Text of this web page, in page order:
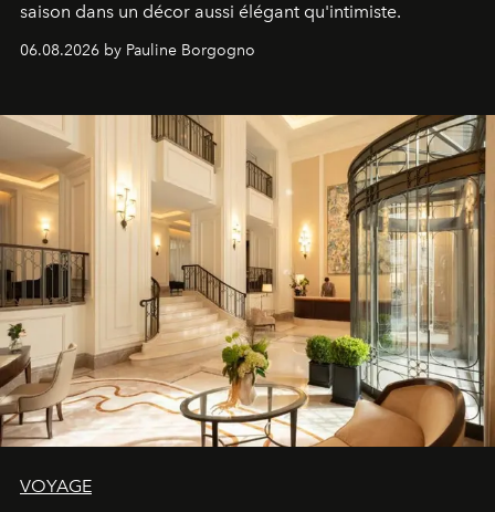
saison dans un décor aussi élégant qu'intimiste.
06.08.2026 by Pauline Borgogno
VOYAGE